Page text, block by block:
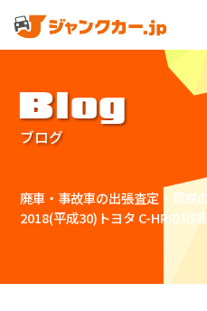
Blog
ブログ
廃車・事故車の出張査定・買取
2018(平成30)トヨタ C-HRの相